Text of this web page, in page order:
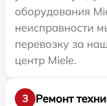
оборудования
неисправности
перевозку за
центр Miele.
3
Ремонт